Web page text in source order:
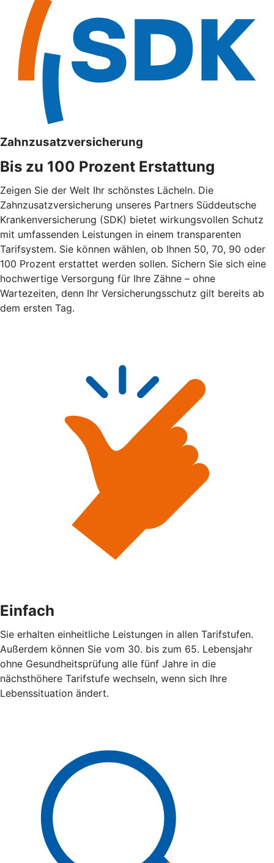
Zahnzusatzversicherung
Bis zu 100 Prozent Erstattung
Zeigen Sie der Welt Ihr schönstes Lächeln. Die
Zahnzusatzversicherung unseres Partners Süddeutsche
Krankenversicherung (SDK) bietet wirkungsvollen Schutz
mit umfassenden Leistungen in einem transparenten
Tarifsystem. Sie können wählen, ob Ihnen 50, 70, 90 oder
100 Prozent erstattet werden sollen. Sichern Sie sich eine
hochwertige Versorgung für Ihre Zähne – ohne
Wartezeiten, denn Ihr Versicherungsschutz gilt bereits ab
dem ersten Tag.
Einfach
Sie erhalten einheitliche Leistungen in allen Tarifstufen.
Außerdem können Sie vom 30. bis zum 65. Lebensjahr
ohne Gesundheitsprüfung alle fünf Jahre in die
nächsthöhere Tarifstufe wechseln, wenn sich Ihre
Lebenssituation ändert.